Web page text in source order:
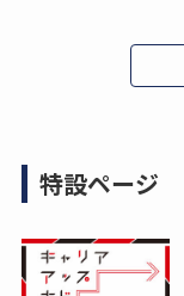
特設ページ